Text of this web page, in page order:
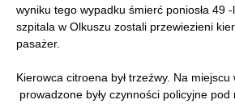
wyniku tego wypadku śmierć poniosła 49
szpitala w Olkuszu zostali przewiezieni
pasażer.
Kierowca citroena był trzeźwy. Na miejscu
prowadzone były czynności policyjne pod